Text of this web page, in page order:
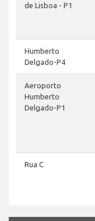
de Lisboa - P1
Humberto
Delgado-P4
Aeroporto
Humberto
Delgado-P1
Rua C